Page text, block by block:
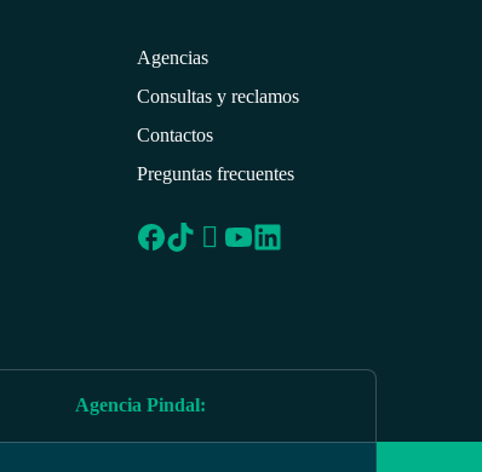
Agencias
Consultas y reclamos
Contactos
Preguntas frecuentes
Agencia Pindal: